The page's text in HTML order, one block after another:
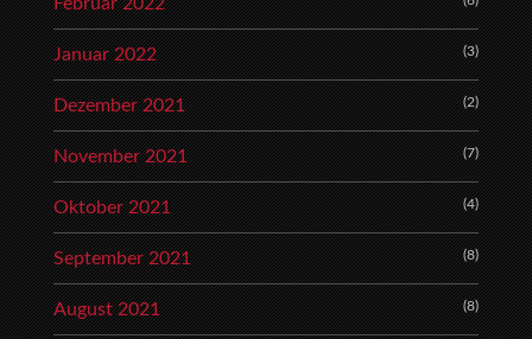
Februar 2022
Januar 2022 (3)
Dezember 2021 (2)
November 2021 (7)
Oktober 2021 (4)
September 2021 (8)
August 2021 (8)